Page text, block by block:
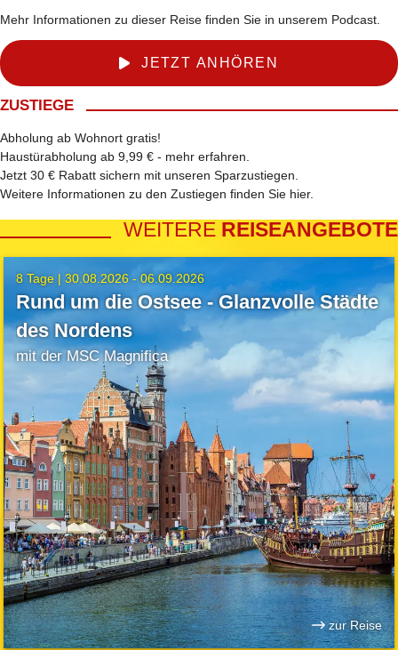
Mehr Informationen zu dieser Reise finden Sie in unserem Podcast.
JETZT ANHÖREN
ZUSTIEGE
Abholung ab Wohnort gratis!
Haustürabholung ab 9,99 € - mehr erfahren
Jetzt 30 € Rabatt sichern mit unseren Sparzustiegen
Weitere Informationen zu den Zustiegen finden Sie hier.
WEITERE REISEANGEBOTE
8 Tage |30.08.2026 - 06.09.2026
Rund um die Ostsee - Glanzvolle Städte
des Nordens
mit der MSC Magnifica
zur Reise